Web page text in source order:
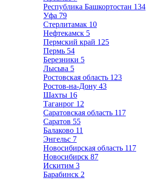
Республика Башкортостан 134
Уфа 79
Стерлитамак 10
Нефтекамск 5
Пермский край 125
Пермь 54
Березники 5
Лысьва 5
Ростовская область 123
Ростов-на-Дону 43
Шахты 16
Таганрог 12
Саратовская область 117
Саратов 55
Балаково 11
Энгельс 7
Новосибирская область 117
Новосибирск 87
Искитим 3
Барабинск 2